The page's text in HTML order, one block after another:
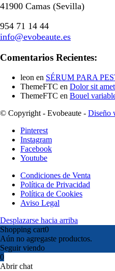
41900 Camas (Sevilla)
954 71 14 44
info@evobeaute.es
Comentarios Recientes:
leon en SÉRUM PARA
ThemeFTC en Dolor sit amet
ThemeFTC en Bouel
© Copyright - Evobeaute - Diseño
Pinterest
Instagram
Facebook
Youtube
Condiciones de Venta
Política de Privacidad
Política de Cookies
Aviso Legal
Desplazarse hacia arriba
Shopping cart0
Aún no agregaste productos.
Seguir viendo
0
Abrir chat